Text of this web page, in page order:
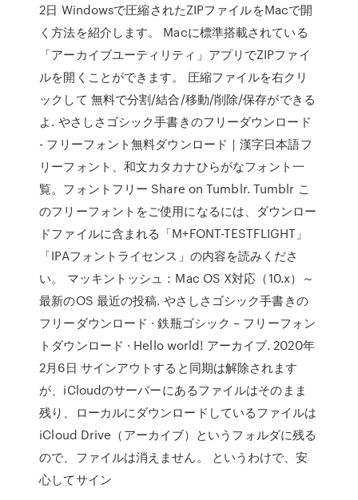
2日 Windowsで圧縮されたZIPファイルをMacで開
く方法を紹介します。 Macに標準搭載されている
「アーカイブユーティリティ」アプリでZIPファイ
ルを開くことができます。 圧縮ファイルを右クリ
ックして 無料で分割/結合/移動/削除/保存ができる
よ. やさしさゴシック手書きのフリーダウンロード
- フリーフォント無料ダウンロード｜漢字日本語フ
リーフォント、和文カタカナひらがなフォント一
覧。フォントフリー Share on Tumblr. Tumblr こ
のフリーフォントをご使用になるには、ダウンロー
ドファイルに含まれる「M+FONT-TESTFLIGHT」
「IPAフォントライセンス」の内容を読みくださ
い。 マッキントッシュ：Mac OS X対応（10.x）～
最新のOS 最近の投稿. やさしさゴシック手書きの
フリーダウンロード · 鉄瓶ゴシック – フリーフォン
トダウンロード · Hello world! アーカイブ. 2020年
2月6日 サインアウトすると同期は解除されます
が、iCloudのサーバーにあるファイルはそのまま
残り、ローカルにダウンロードしているファイルは
iCloud Drive（アーカイブ）というフォルダに残る
ので、ファイルは消えません。 というわけで、安
心してサイン